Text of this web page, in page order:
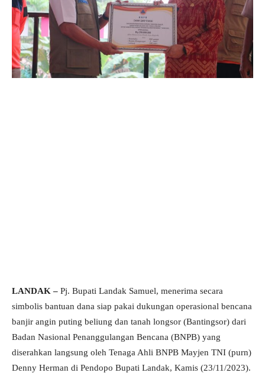
LANDAK – Pj. Bupati Landak Samuel, menerima secara
simbolis bantuan dana siap pakai dukungan operasional bencana
banjir angin puting beliung dan tanah longsor (Bantingsor) dari
Badan Nasional Penanggulangan Bencana (BNPB) yang
diserahkan langsung oleh Tenaga Ahli BNPB Mayjen TNI (purn)
Denny Herman di Pendopo Bupati Landak, Kamis (23/11/2023).